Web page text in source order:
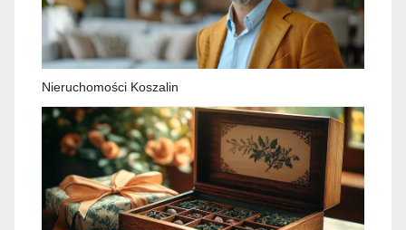
Nieruchomości Koszalin